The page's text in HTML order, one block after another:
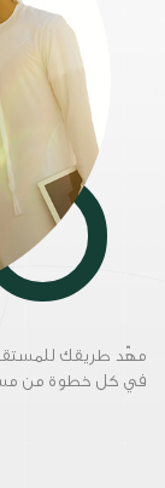
مهّد طريقك
في كل خطوة من